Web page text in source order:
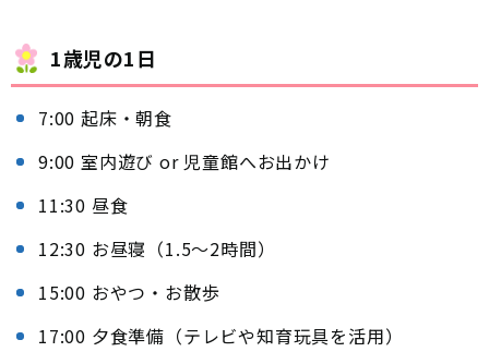
1歳児の1日
7:00 起床・朝食
9:00 室内遊び or 児童館へお出かけ
11:30 昼食
12:30 お昼寝（1.5〜2時間）
15:00 おやつ・お散歩
17:00 夕食準備（テレビや知育玩具を活用）